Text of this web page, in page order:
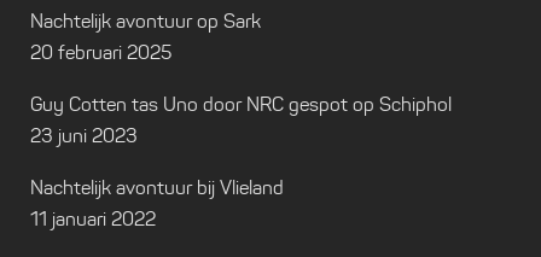
Nachtelijk avontuur op Sark
20 februari 2025
Guy Cotten tas Uno door NRC gespot op Schiphol
23 juni 2023
Nachtelijk avontuur bij Vlieland
11 januari 2022